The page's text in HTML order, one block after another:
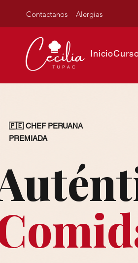
Contactanos Alergias
Inicio
🇵🇪 CHEF PERUANA
PREMIADA